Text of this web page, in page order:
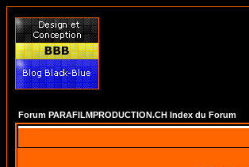
Forum PARAFILMPRODUCTION.CH Index du Forum